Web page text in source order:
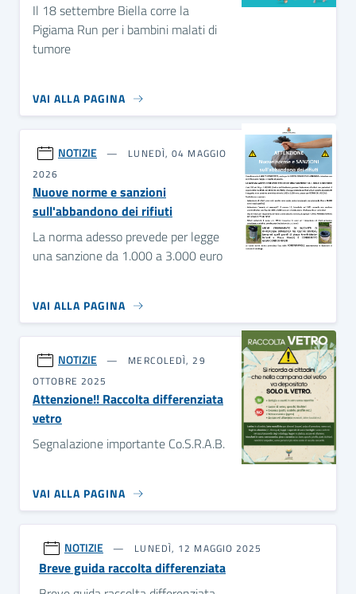
Il 18 settembre Biella corre la
Pigiama Run per i bambini malati di
tumore
VAI ALLA PAGINA
NOTIZIE
LUNEDÌ, 04 MAGGIO
2026
Nuove norme e sanzioni
sull'abbandono dei rifiuti
La norma adesso prevede per legge
una sanzione da 1.000 a 3.000 euro
VAI ALLA PAGINA
NOTIZIE
MERCOLEDÌ, 29
OTTOBRE 2025
Attenzione!! Raccolta differenziata
vetro
Segnalazione importante Co.S.R.A.B.
VAI ALLA PAGINA
NOTIZIE LUNEDÌ, 12 MAGGIO 2025
Breve guida raccolta differenziata